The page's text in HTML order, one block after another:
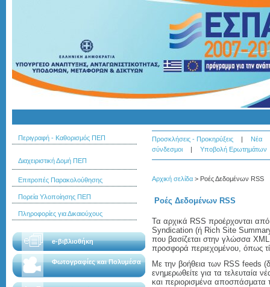
Περιγραφή - Καθορισμός ΠΕΠ
Διαχειριστική Δομή ΠΕΠ
Επιτροπές Παρακολούθησης
Πορεία Υλοποίησης ΠΕΠ
Πληροφορίες για Δικαιούχους
e-βιβλιοθήκη
Φωτογραφίες και Πολυμέσα
Προσκλήσεις - Προκηρύξεις | Νέα
σύνδεσμοι
| Υποβολή Ερωτημάτων
Αρχική σελίδα > Ροές Δεδομένων RSS
Ροές Δεδομένων RSS
Τα αρχικά RSS προέρχονται από
Syndication (ή Rich Site
που βασίζεται στην γλώσσα XML
προσφορά περιεχομένου, όπως
Με την βοήθεια των RSS feeds
ενημερωθείτε για τα τελευταία
και περιορισμένα αποσπάσματα